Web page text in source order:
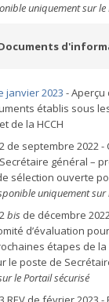
uniquement sur le
janvier 2023 -
établis sous
de la HCCH
de septembre 2022
général –
sélection ouverte
uniquement sur
bis de décembre
d’évaluation
étapes de
le poste de
le Portail sécurisé